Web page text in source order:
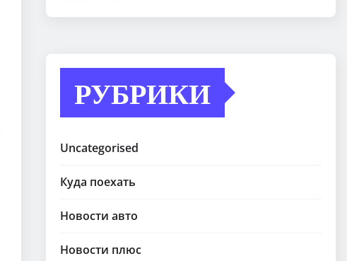
РУБРИКИ
Uncategorised
Куда поехать
Новости авто
Новости плюс